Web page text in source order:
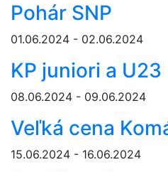
Pohár SNP
01.06.2024 - 02.06.2024
KP juniori a U23
08.06.2024 - 09.06.2024
Veľká cena
15.06.2024 - 16.06.2024